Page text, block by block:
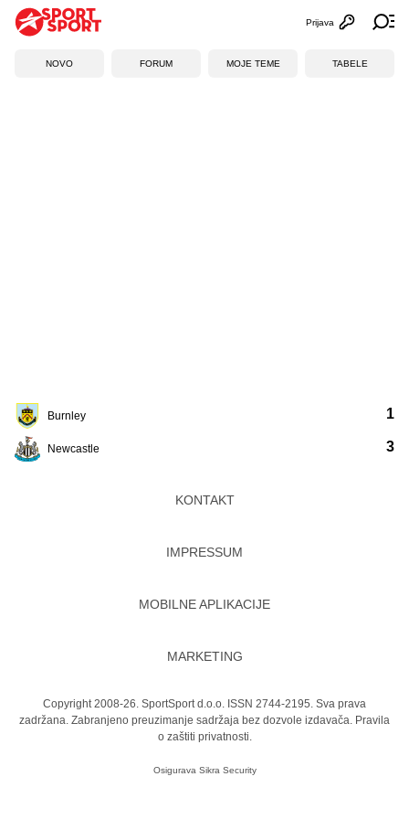
Otvori
Prijava
NOVO FORUM MOJE TEME TABELE
Burnley
Newcastle
1
3
KONTAKT
IMPRESSUM
MOBILNE APLIKACIJE
MARKETING
Copyright 2008-26. SportSport d.o.o. ISSN 2744-2195. Sva prava
zadržana. Zabranjeno preuzimanje sadržaja bez dozvole izdavača. Pravila
o zaštiti privatnosti.
Osigurava Sikra Security